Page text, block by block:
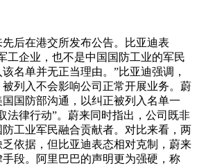
后在港交所发布公告。比亚迪表
工企业，也不是中国国防工业的军民
名单并无正当理由。”比亚迪强调，
列入不会影响公司正常开展业务。蔚
国防部沟通，以纠正被列入名单一
法律行动”。蔚来同时指出，公司既非
工业军民融合贡献者。对比来看，两
依据，但比亚迪表态相对克制，蔚来
段。阿里巴巴的声明更为强硬，称